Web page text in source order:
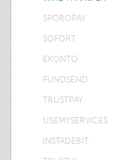
SPOROPAY
SOFORT
EKONTO
FUNDSEND
TRUSTPAY
USEMYSERVICES
INSTADEBIT